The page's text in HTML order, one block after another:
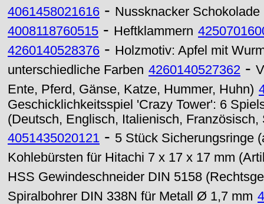
4061458021616 - Nussknacker Schokolade
4008118760515 - Heftklammern
4260140528376 - Holzmotiv: Apfel mit
unterschiedliche Farben 4260140527362 -
Ente, Pferd, Gänse, Katze, Hummer, Huhn)
Geschicklichkeitsspiel 'Crazy Tower': 6
(Deutsch, Englisch, Italienisch,
4051435020121 - 5 Stück Sicherungsringe
Kohlebürsten für Hitachi 7 x 17 x 17 mm
HSS Gewindeschneider DIN 5158
Spiralbohrer DIN 338N für Metall Ø 1,7 mm